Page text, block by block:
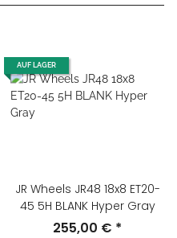
AUF LAGER
JR Wheels JR48 18x8 ET20-
45 5H BLANK Hyper Gray
255,00 € *